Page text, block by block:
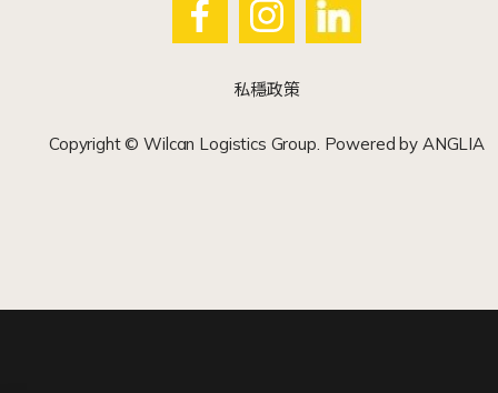
私穩政策
Copyright © Wilcan Logistics Group. Powered by ANGLIA